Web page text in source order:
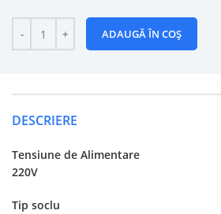
ADAUGĂ ÎN COȘ
DESCRIERE
Tensiune de Alimentare
220V
Tip soclu